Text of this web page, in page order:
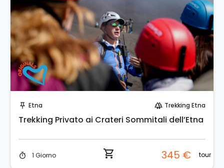
push_pin Etna forest Trekking Etna
Trekking Privato ai Crateri Sommitali dell’Etna
timer 1 Giorno shopping_cart 345 € tour